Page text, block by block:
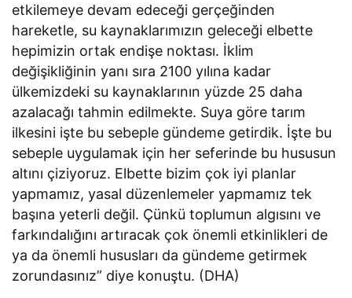
etkilemeye devam edeceği gerçeğinden
hareketle, su kaynaklarımızın geleceği elbette
hepimizin ortak endişe noktası. İklim
değişikliğinin yanı sıra 2100 yılına kadar
ülkemizdeki su kaynaklarının yüzde 25 daha
azalacağı tahmin edilmekte. Suya göre tarım
ilkesini işte bu sebeple gündeme getirdik. İşte bu
sebeple uygulamak için her seferinde bu hususun
altını çiziyoruz. Elbette bizim çok iyi planlar
yapmamız, yasal düzenlemeler yapmamız tek
başına yeterli değil. Çünkü toplumun algısını ve
farkındalığını artıracak çok önemli etkinlikleri de
ya da önemli hususları da gündeme getirmek
zorundasınız” diye konuştu. (DHA)